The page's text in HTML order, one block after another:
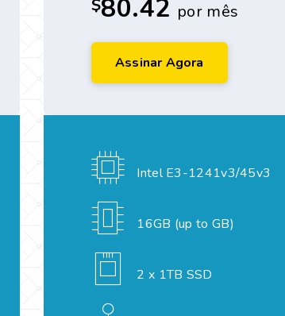
$80.42 por mês
Assinar Agora
Intel E3-1241v3/45v3
16GB (up to GB)
2 x 1TB SSD